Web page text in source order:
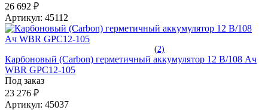
26 692 ₽
Артикул: 45112
(2)
Карбоновый (Carbon) герметичный аккумулятор 12 В/108 Ач
WBR GPC12-105
Под заказ
23 276 ₽
Артикул: 45037